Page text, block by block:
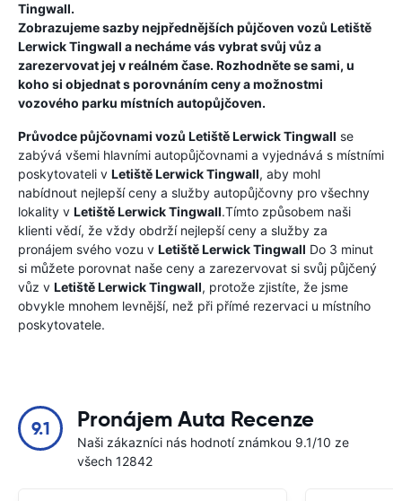
Tingwall.
Zobrazujeme sazby nejpřednějších půjčoven vozů Letiště
Lerwick Tingwall a necháme vás vybrat svůj vůz a
zarezervovat jej v reálném čase. Rozhodněte se sami, u
koho si objednat s porovnáním ceny a možnostmi
vozového parku místních autopůjčoven.
Průvodce půjčovnami vozů Letiště Lerwick Tingwall se
zabývá všemi hlavními autopůjčovnami a vyjednává s místními
poskytovateli v Letiště Lerwick Tingwall, aby mohl
nabídnout nejlepší ceny a služby autopůjčovny pro všechny
lokality v Letiště Lerwick Tingwall.Tímto způsobem naši
klienti vědí, že vždy obdrží nejlepší ceny a služby za
pronájem svého vozu v Letiště Lerwick Tingwall Do 3 minut
si můžete porovnat naše ceny a zarezervovat si svůj půjčený
vůz v Letiště Lerwick Tingwall, protože zjistíte, že jsme
obvykle mnohem levnější, než při přímé rezervaci u místního
poskytovatele.
9.1 Pronájem Auta Recenze
Naši zákazníci nás hodnotí známkou 9.1/10 ze
všech 12842